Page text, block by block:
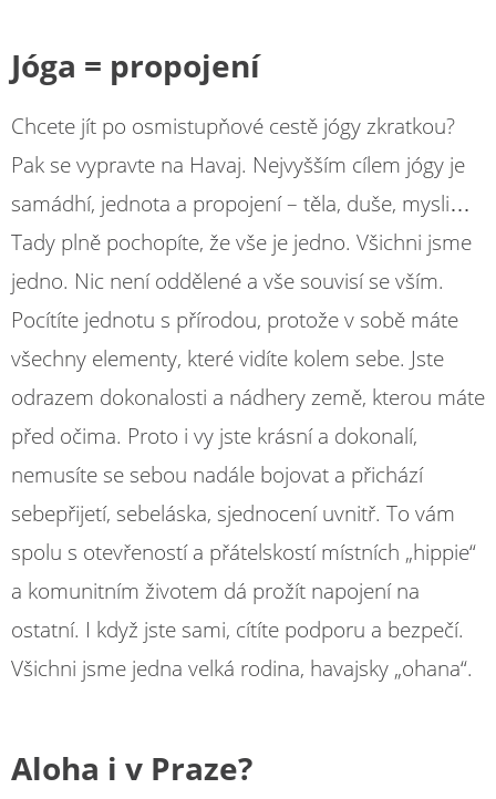
Jóga = propojení
Chcete jít po osmistupňové cestě jógy zkratkou?
Pak se vypravte na Havaj. Nejvyšším cílem jógy je
samádhí, jednota a propojení – těla, duše, mysli…
Tady plně pochopíte, že vše je jedno. Všichni jsme
jedno. Nic není oddělené a vše souvisí se vším.
Pocítíte jednotu s přírodou, protože v sobě máte
všechny elementy, které vidíte kolem sebe. Jste
odrazem dokonalosti a nádhery země, kterou máte
před očima. Proto i vy jste krásní a dokonalí,
nemusíte se sebou nadále bojovat a přichází
sebepřijetí, sebeláska, sjednocení uvnitř. To vám
spolu s otevřeností a přátelskostí místních „hippie“
a komunitním životem dá prožít napojení na
ostatní. I když jste sami, cítíte podporu a bezpečí.
Všichni jsme jedna velká rodina, havajsky „ohana“.
Aloha i v Praze?